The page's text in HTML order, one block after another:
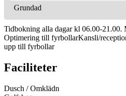
Grundad
Tidbokning alla dagar kl 06.00-21.00.
Optimering till fyrbollarKansli/
upp till fyrbollar
Faciliteter
Dusch / Omklädn